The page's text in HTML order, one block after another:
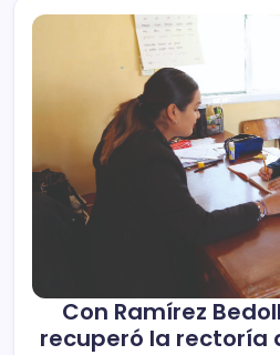
Con Ramírez
recuperó la rectoría